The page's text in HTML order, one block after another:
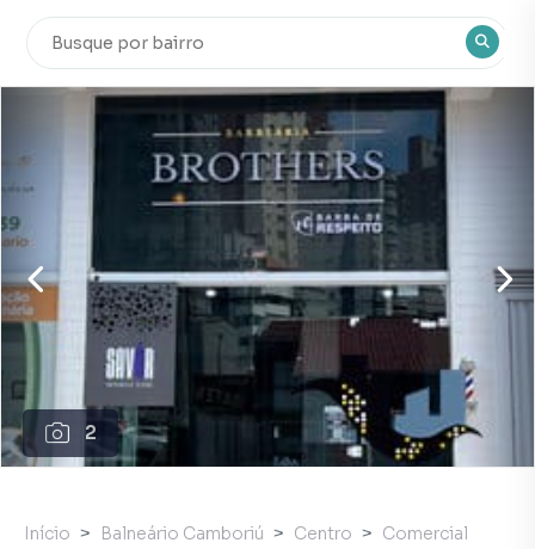
2
Início Balneário Camboriú Centro
Comercial